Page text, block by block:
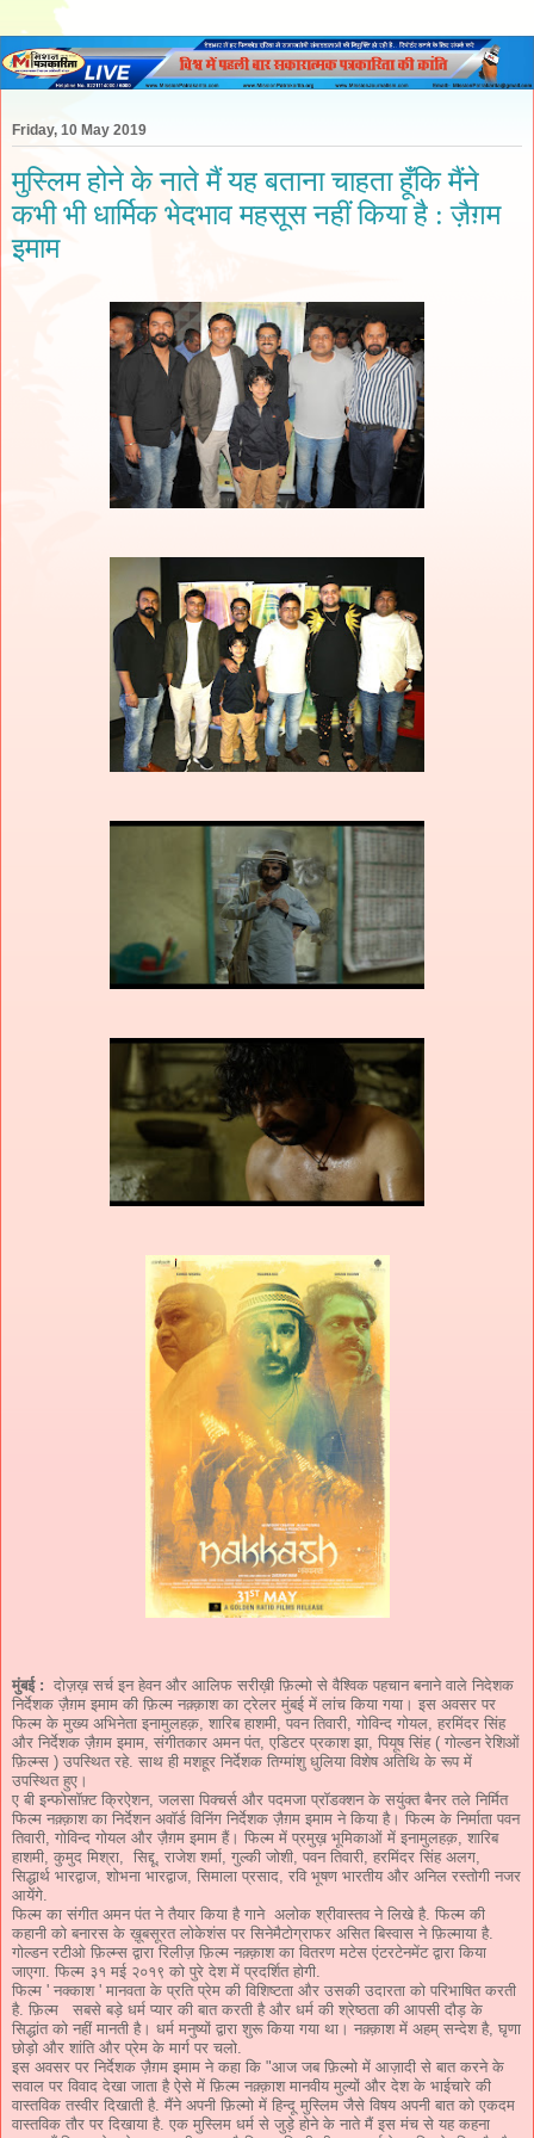
Friday, 10 May 2019
मुस्लिम होने के नाते मैं यह बताना चाहता हूँकि मैंने
कभी भी धार्मिक भेदभाव महसूस नहीं किया है : ज़ैग़म
इमाम
मुंबई : दोज़ख़ सर्च इन हेवन और आलिफ सरीख़ी फ़िल्मो से वैश्विक पहचान बनाने वाले निदेशक
निर्देशक ज़ैग़म इमाम की फ़िल्म नक़्क़ाश का ट्रेलर मुंबई में लांच किया गया। इस अवसर पर
फिल्म के मुख्य अभिनेता इनामुलहक़, शारिब हाशमी, पवन तिवारी, गोविन्द गोयल, हरमिंदर सिंह
और निर्देशक ज़ैग़म इमाम, संगीतकार अमन पंत, एडिटर प्रकाश झा, पियूष सिंह ( गोल्डन रेशिओं
फ़िल्म्स ) उपस्थित रहे. साथ ही मशहूर निर्देशक तिग्मांशु धुलिया विशेष अतिथि के रूप में
उपस्थित हुए।
ए बी इन्फोसॉफ़्ट क्रिऐशन, जलसा पिक्चर्स और पदमजा प्रॉडक्शन के सयुंक्त बैनर तले निर्मित
फिल्म नक़्क़ाश का निर्देशन अवॉर्ड विनिंग निर्देशक ज़ैग़म इमाम ने किया है। फिल्म के निर्माता पवन
तिवारी, गोविन्द गोयल और ज़ैग़म इमाम हैं। फिल्म में प्रमुख़ भूमिकाओं में इनामुलहक़, शारिब
हाशमी, कुमुद मिश्रा, सिद्दू, राजेश शर्मा, गुल्की जोशी, पवन तिवारी, हरमिंदर सिंह अलग,
सिद्धार्थ भारद्वाज, शोभना भारद्वाज, सिमाला प्रसाद, रवि भूषण भारतीय और अनिल रस्तोगी नजर
आयेंगे.
फिल्म का संगीत अमन पंत ने तैयार किया है गाने अलोक श्रीवास्तव ने लिखे है. फिल्म की
कहानी को बनारस के ख़ूबसूरत लोकेशंस पर सिनेमैटोग्राफर असित बिस्वास ने फ़िल्माया है.
गोल्डन रटीओ फ़िल्म्स द्वारा रिलीज़ फ़िल्म नक़्क़ाश का वितरण मटेस एंटरटेनमेंट द्वारा किया
जाएगा. फिल्म ३१ मई २०१९ को पुरे देश में प्रदर्शित होगी.
फिल्म ' नक्काश ' मानवता के प्रति प्रेम की विशिष्टता और उसकी उदारता को परिभाषित करती
है. फ़िल्म सबसे बड़े धर्म प्यार की बात करती है और धर्म की श्रेष्ठता की आपसी दौड़ के
सिद्धांत को नहीं मानती है। धर्म मनुष्यों द्वारा शुरू किया गया था। नक़्क़ाश में अहम् सन्देश है, घृणा
छोड़ो और शांति और प्रेम के मार्ग पर चलो.
इस अवसर पर निर्देशक ज़ैग़म इमाम ने कहा कि "आज जब फ़िल्मो में आज़ादी से बात करने के
सवाल पर विवाद देखा जाता है ऐसे में फ़िल्म नक़्क़ाश मानवीय मुल्यों और देश के भाईचारे की
वास्तविक तस्वीर दिखाती है. मैंने अपनी फ़िल्मो में हिन्दू मुस्लिम जैसे विषय अपनी बात को एकदम
वास्तविक तौर पर दिखाया है. एक मुस्लिम धर्म से जुड़े होने के नाते मैं इस मंच से यह कहना